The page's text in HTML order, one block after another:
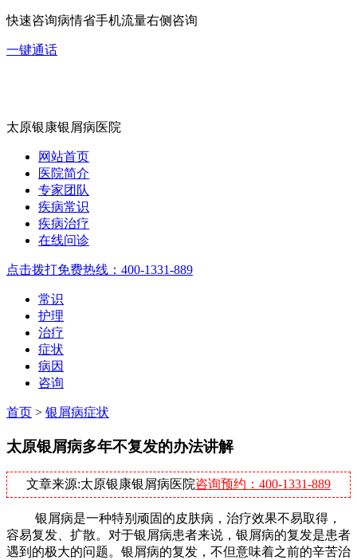
快速咨询病情省手机流量右侧咨询
一键通话
太原银康银屑病医院
网站首页
医院简介
专家团队
疾病常识
疾病治疗
在线问诊
点击拨打免费热线：400-1331-889
常识
护理
治疗
症状
病因
咨询
首页 > 银屑病症状
太原银屑病多年不复发的办法讲解
文章来源:太原银康银屑病医院咨询预约：400-1331-889
银屑病是一种特别顽固的皮肤病，治疗效果不易取得，
容易复发、扩散。对于银屑病患者来说，银屑病的复发是患者
遇到的极大的问题。银屑病的复发，不但意味着之前的辛苦治